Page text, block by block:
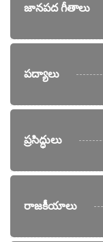
జానపద గీతాలు
పద్యాలు
ప్రసిద్ధులు
రాజకీయాలు